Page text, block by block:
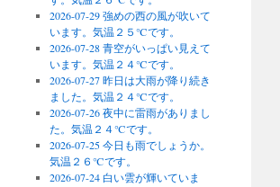
2026-07-29 強めの西の風が吹いて
います。気温２５℃です。
2026-07-28 青空がいっぱい見えて
います。気温２４℃です。
2026-07-27 昨日は大雨が降り続き
ました。気温２４℃です。
2026-07-26 夜中に雷雨がありまし
た。気温２４℃です。
2026-07-25 今日も雨でしょうか。
気温２６℃です。
2026-07-24 白い雲が輝いていま